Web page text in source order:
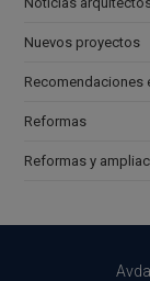
Nuevos proyectos
Recomendaciones
Reformas
Reformas y